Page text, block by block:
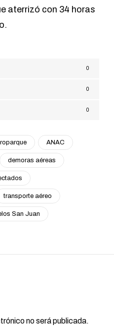
aterrizó con 34 horas
0
0
0
ANAC
demoras aéreas
transporte aéreo
San Juan
no será publicada.